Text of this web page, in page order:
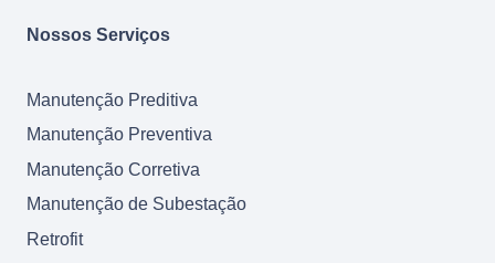
Nossos Serviços
Manutenção Preditiva
Manutenção Preventiva
Manutenção Corretiva
Manutenção de Subestação
Retrofit